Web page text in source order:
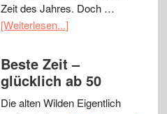
Zeit des Jahres. Doch …
[Weiterlesen...]
Beste Zeit –
glücklich ab 50
Die alten Wilden Eigentlich